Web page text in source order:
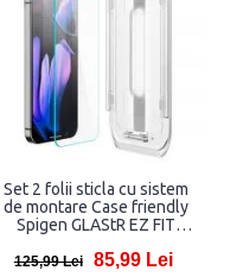
Set 2 folii sticla cu sistem
de montare Case friendly
Spigen GLAStR EZ FIT
9 Pro XL
125,99 Lei 85,99 Lei